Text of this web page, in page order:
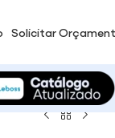
Solicitar